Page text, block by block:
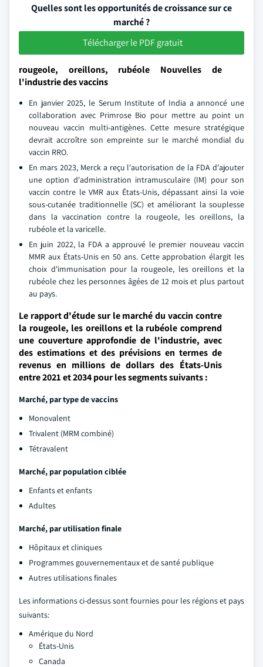
Quelles sont les opportunités de croissance sur ce
marché ?
Télécharger le PDF gratuit
rougeole, oreillons, rubéole Nouvelles de
l'industrie des vaccins
En janvier 2025, le Serum Institute of India a annoncé une
collaboration avec Primrose Bio pour mettre au point un
nouveau vaccin multi-antigènes. Cette mesure stratégique
devrait accroître son empreinte sur le marché mondial du
vaccin RRO.
En mars 2023, Merck a reçu l'autorisation de la FDA d'ajouter
une option d'administration intramusculaire (IM) pour son
vaccin contre le VMR aux États-Unis, dépassant ainsi la voie
sous-cutanée traditionnelle (SC) et améliorant la souplesse
dans la vaccination contre la rougeole, les oreillons, la
rubéole et la varicelle.
En juin 2022, la FDA a approuvé le premier nouveau vaccin
MMR aux États-Unis en 50 ans. Cette approbation élargit les
choix d'immunisation pour la rougeole, les oreillons et la
rubéole chez les personnes âgées de 12 mois et plus partout
au pays.
Le rapport d'étude sur le marché du vaccin contre
la rougeole, les oreillons et la rubéole comprend
une couverture approfondie de l'industrie, avec
des estimations et des prévisions en termes de
revenus en millions de dollars des États-Unis
entre 2021 et 2034 pour les segments suivants :
Marché, par type de vaccins
Monovalent
Trivalent (MRM combiné)
Tétravalent
Marché, par population ciblée
Enfants et enfants
Adultes
Marché, par utilisation finale
Hôpitaux et cliniques
Programmes gouvernementaux et de santé publique
Autres utilisations finales
Les informations ci-dessus sont fournies pour les régions et pays
suivants:
Amérique du Nord
États-Unis
Canada